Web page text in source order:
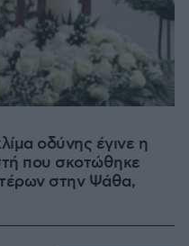
οδύνης έγινε η
που σκοτώθηκε
στην Ψάθα,